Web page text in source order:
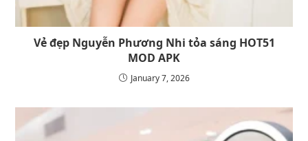
Vẻ đẹp Nguyễn Phương Nhi tỏa sáng HOT51
MOD APK
January 7, 2026